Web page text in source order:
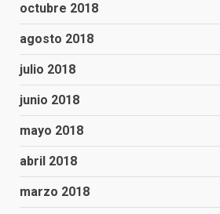
octubre 2018
agosto 2018
julio 2018
junio 2018
mayo 2018
abril 2018
marzo 2018